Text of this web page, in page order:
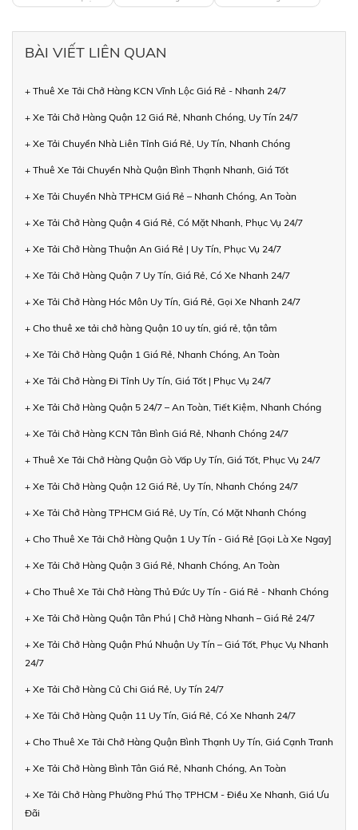
BÀI VIẾT LIÊN QUAN
+ Thuê Xe Tải Chở Hàng KCN Vĩnh Lộc Giá Rẻ - Nhanh 24/7
+ Xe Tải Chở Hàng Quận 12 Giá Rẻ, Nhanh Chóng, Uy Tín 24/7
+ Xe Tải Chuyển Nhà Liên Tỉnh Giá Rẻ, Uy Tín, Nhanh Chóng
+ Thuê Xe Tải Chuyển Nhà Quận Bình Thạnh Nhanh, Giá Tốt
+ Xe Tải Chuyển Nhà TPHCM Giá Rẻ – Nhanh Chóng, An Toàn
+ Xe Tải Chở Hàng Quận 4 Giá Rẻ, Có Mặt Nhanh, Phục Vụ 24/7
+ Xe Tải Chở Hàng Thuận An Giá Rẻ | Uy Tín, Phục Vụ 24/7
+ Xe Tải Chở Hàng Quận 7 Uy Tín, Giá Rẻ, Có Xe Nhanh 24/7
+ Xe Tải Chở Hàng Hóc Môn Uy Tín, Giá Rẻ, Gọi Xe Nhanh 24/7
+ Cho thuê xe tải chở hàng Quận 10 uy tín, giá rẻ, tận tâm
+ Xe Tải Chở Hàng Quận 1 Giá Rẻ, Nhanh Chóng, An Toàn
+ Xe Tải Chở Hàng Đi Tỉnh Uy Tín, Giá Tốt | Phục Vụ 24/7
+ Xe Tải Chở Hàng Quận 5 24/7 – An Toàn, Tiết Kiệm, Nhanh Chóng
+ Xe Tải Chở Hàng KCN Tân Bình Giá Rẻ, Nhanh Chóng 24/7
+ Thuê Xe Tải Chở Hàng Quận Gò Vấp Uy Tín, Giá Tốt, Phục Vụ 24/7
+ Xe Tải Chở Hàng Quận 12 Giá Rẻ, Uy Tín, Nhanh Chóng 24/7
+ Xe Tải Chở Hàng TPHCM Giá Rẻ, Uy Tín, Có Mặt Nhanh Chóng
+ Cho Thuê Xe Tải Chở Hàng Quận 1 Uy Tín - Giá Rẻ [Gọi Là Xe Ngay]
+ Xe Tải Chở Hàng Quận 3 Giá Rẻ, Nhanh Chóng, An Toàn
+ Cho Thuê Xe Tải Chở Hàng Thủ Đức Uy Tín - Giá Rẻ - Nhanh Chóng
+ Xe Tải Chở Hàng Quận Tân Phú | Chở Hàng Nhanh – Giá Rẻ 24/7
+ Xe Tải Chở Hàng Quận Phú Nhuận Uy Tín – Giá Tốt, Phục Vụ Nhanh
24/7
+ Xe Tải Chở Hàng Củ Chi Giá Rẻ, Uy Tín 24/7
+ Xe Tải Chở Hàng Quận 11 Uy Tín, Giá Rẻ, Có Xe Nhanh 24/7
+ Cho Thuê Xe Tải Chở Hàng Quận Bình Thạnh Uy Tín, Giá Cạnh Tranh
+ Xe Tải Chở Hàng Bình Tân Giá Rẻ, Nhanh Chóng, An Toàn
+ Xe Tải Chở Hàng Phường Phú Thọ TPHCM - Điều Xe Nhanh, Giá Ưu
Đãi